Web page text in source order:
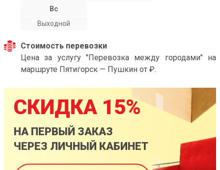
Вс
Выходной
Стоимость перевозки
Цена за услугу "Перевозка между городами" на
маршруте Пятигорск — Пушкин от ₽.
СКИДКА 15%
НА ПЕРВЫЙ ЗАКАЗ
ЧЕРЕЗ ЛИЧНЫЙ КАБИНЕТ